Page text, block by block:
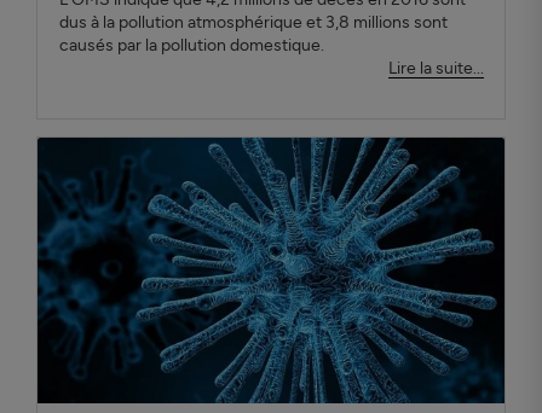
dus à la pollution atmosphérique et 3,8 millions sont
causés par la pollution domestique.
Lire la suite...